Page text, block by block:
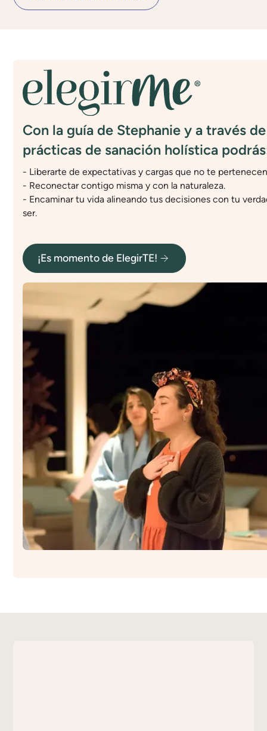
Con la guía de Stephanie y a través de
prácticas de sanación holística
- Liberarte de expectativas y cargas que no te
- Reconectar contigo misma y con la naturaleza.
- Encaminar tu vida alineando tus decisiones con tu
ser.
¡Es momento de ElegirTE!